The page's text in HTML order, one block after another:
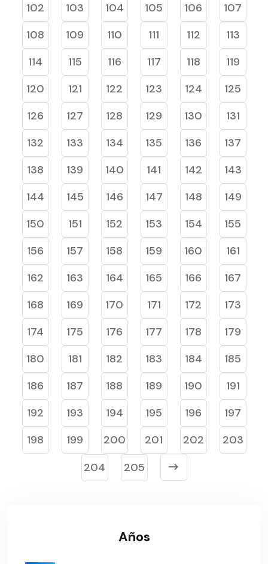
102
103 104 105 106
107
108
109 110 111 112
113
114
115 116 117 118
119
120
121 122 123 124
125
126
127 128 129 130
131
132
133 134 135 136
137
138
139 140 141 142
143
144
145 146 147 148
149
150
151 152 153 154
155
156
157 158 159 160
161
162
163 164 165 166
167
168
169 170 171 172
173
174
175 176 177 178
179
180
181 182 183 184
185
186
187 188 189 190
191
192
193 194 195 196
197
198
199 200 201 202
203
204
205
Años